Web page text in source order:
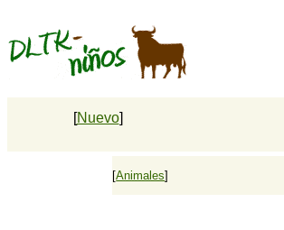
[Nuevo]
[Animales]